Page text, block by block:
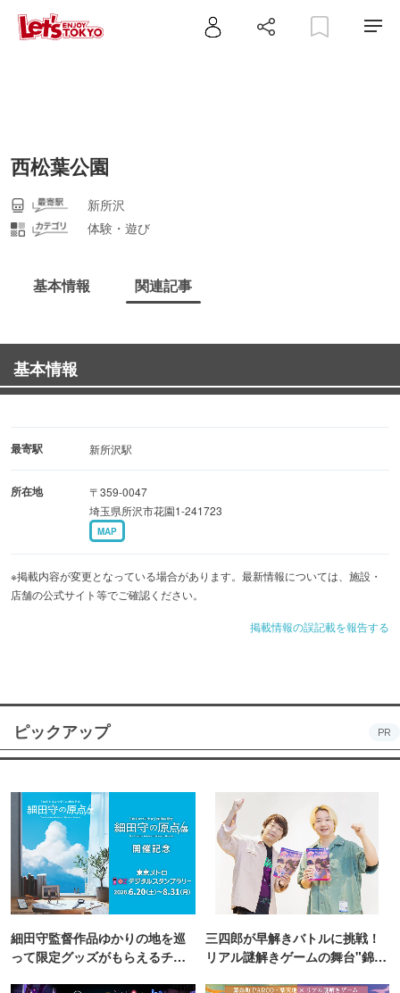
西松葉公園
新所沢
体験・遊び
基本情報 関連記事
基本情報
最寄駅 新所沢駅
所在地
〒359-0047
埼玉県所沢市花園1-241723
MAP
※掲載内容が変更となっている場合があります。最新情報については、施設・
店舗の公式サイト等でご確認ください。
掲載情報の誤記載を報告する
ピックアップ PR
細田守監督作品ゆかりの地を巡
って限定グッズがもらえるチャ
三四郎が早解きバトルに挑戦！
リアル謎解きゲームの舞台"錦糸